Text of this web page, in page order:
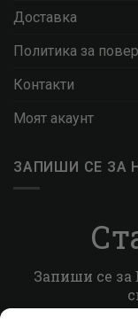
Доставка
Политика за
Контакти
Моят акаунт
ЗАПИШИ СЕ ЗА
Запиши се за